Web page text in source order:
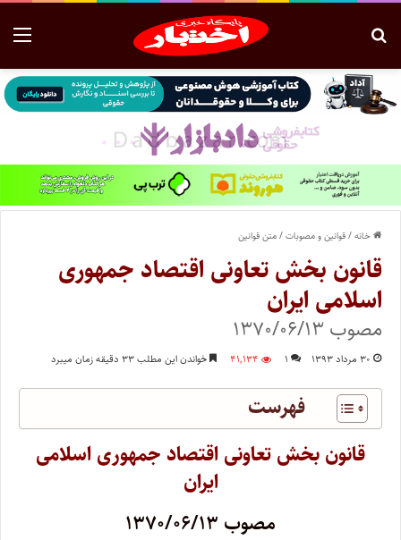
خانه/قوانین و مصوبات/متن قوانین
قانون بخش تعاونی اقتصاد جمهوری
اسلامی ایران
مصوب ۱۳۷۰/۰۶/۱۳
۳۰ مرداد ۱۳۹۳ ۱ ۴۱,۱۳۴ خواندن این مطلب ۳۳ دقیقه زمان میبرد
فهرست
قانون بخش تعاونی اقتصاد جمهوری اسلامی
ایران
مصوب ۱۳۷۰/۰۶/۱۳